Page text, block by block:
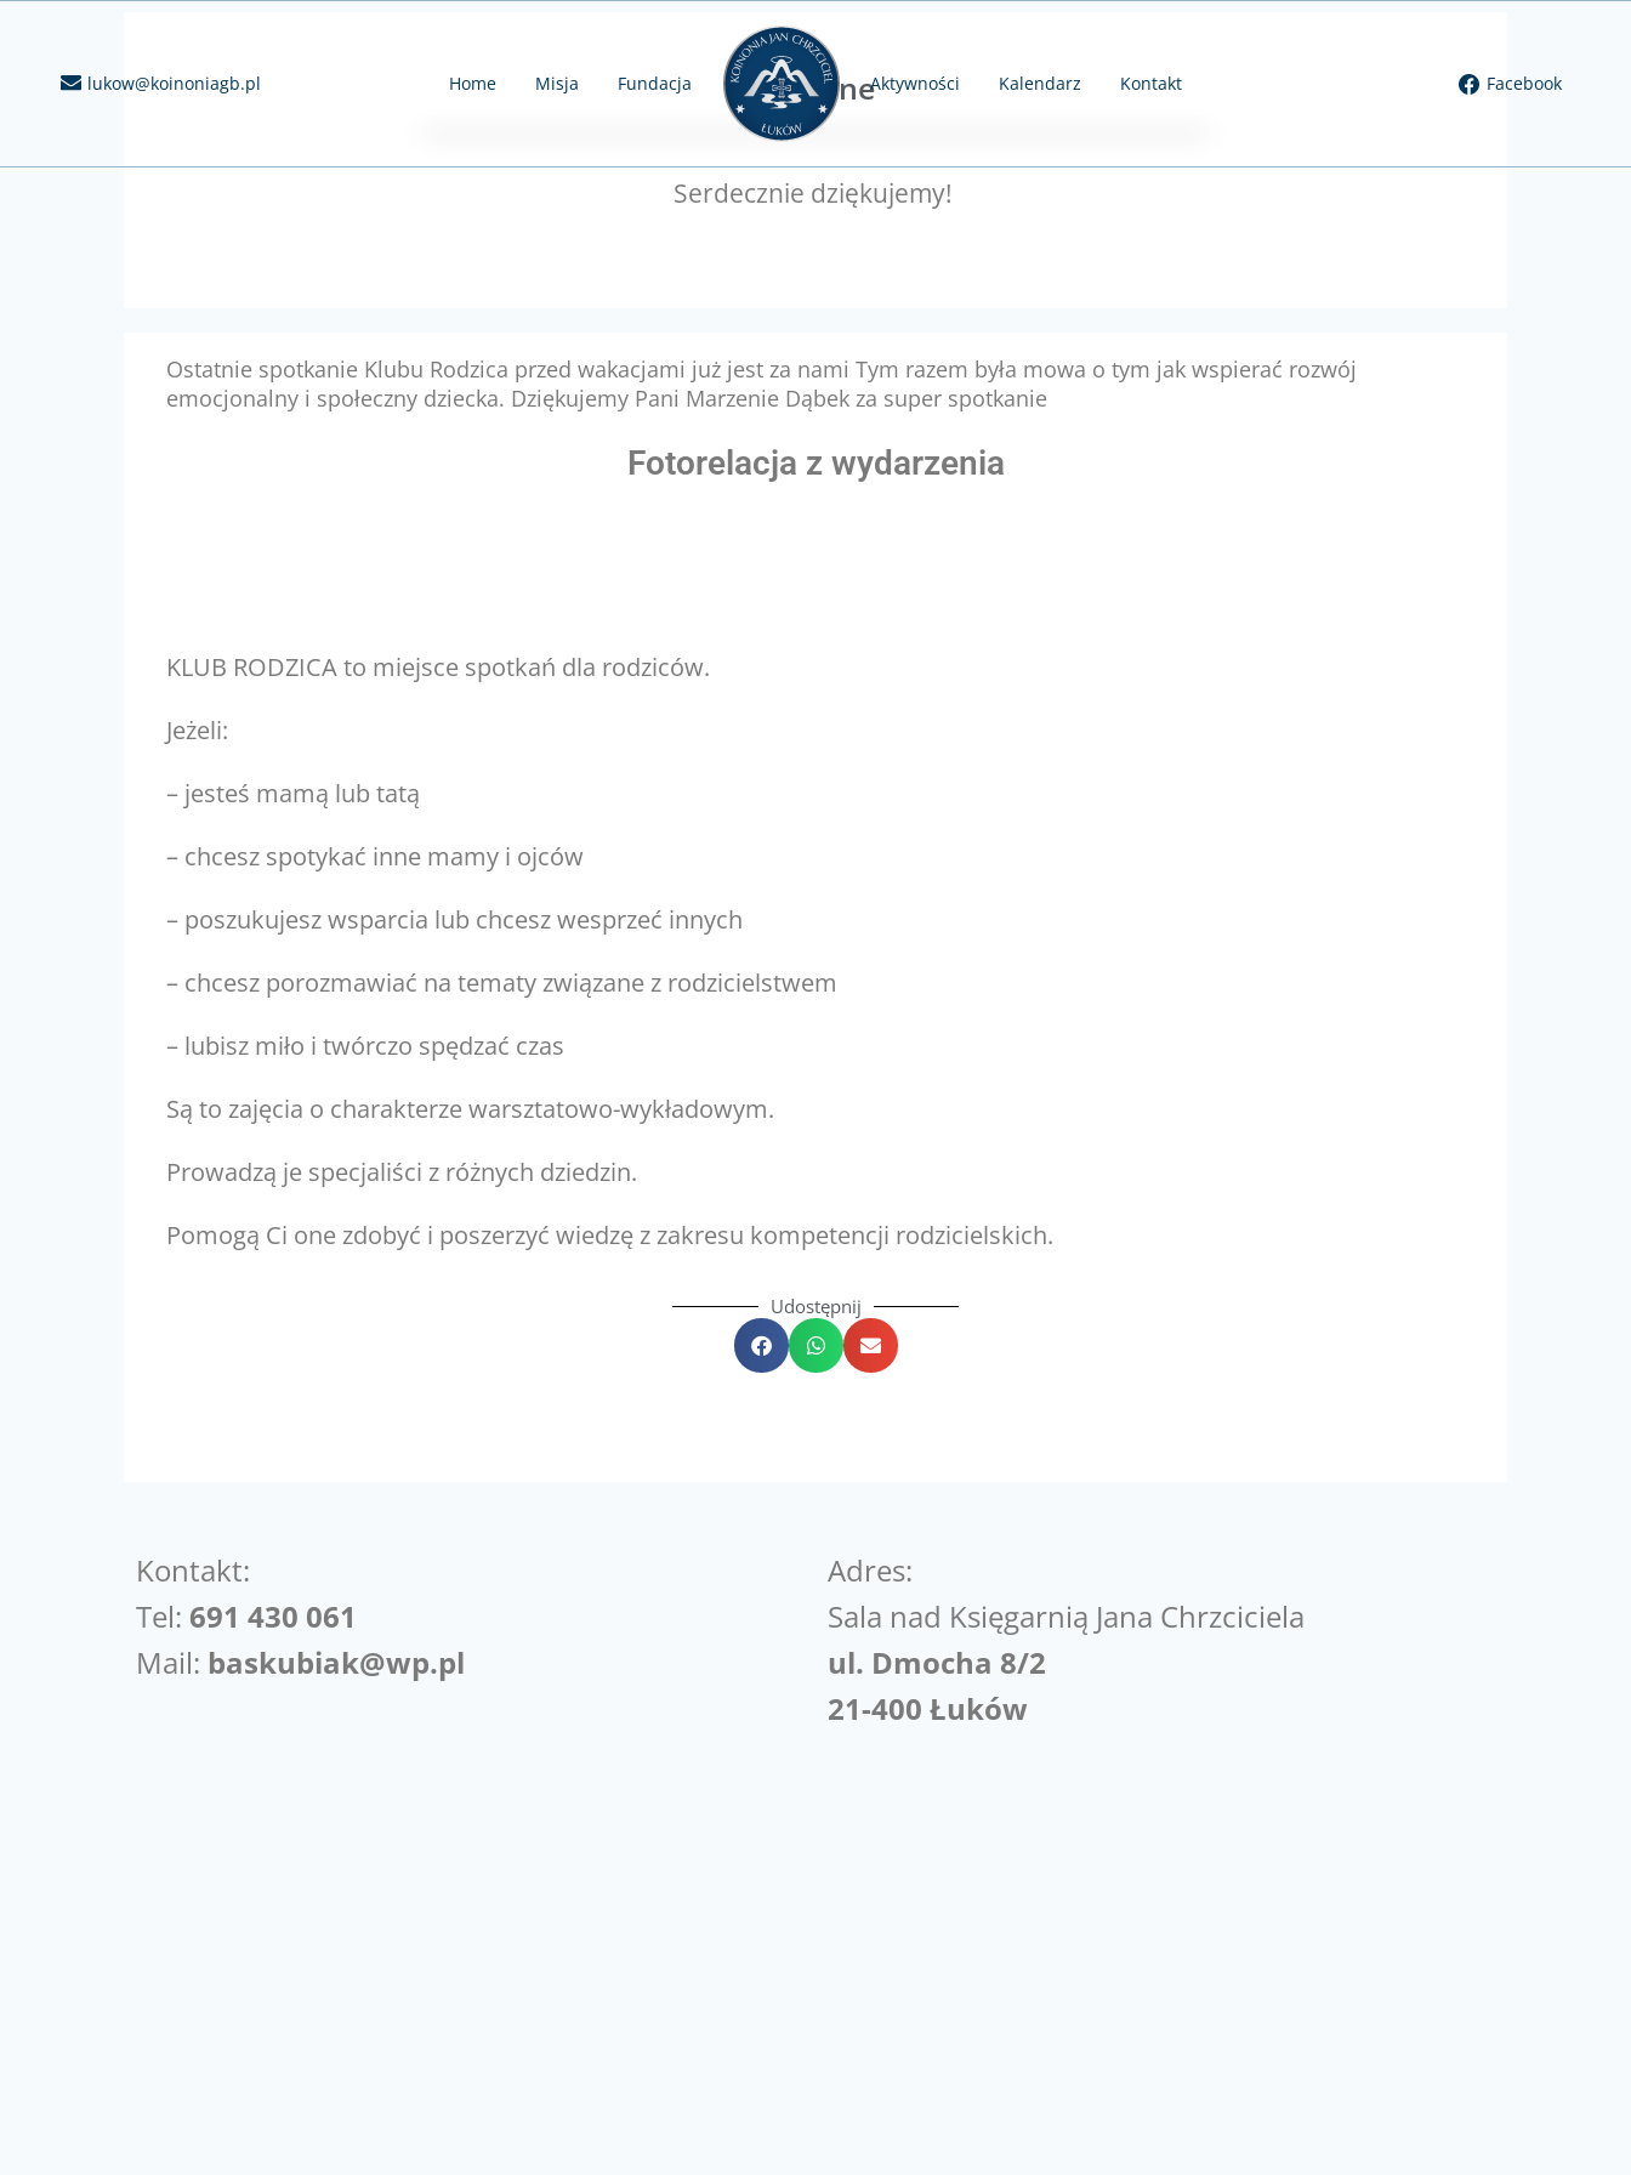
lukow@koinoniagb.pl Home Misja Fundacja Aktywności Kalendarz Kontakt Facebook
Minione
Serdecznie dziękujemy!
Ostatnie spotkanie Klubu Rodzica przed wakacjami już jest za nami Tym razem była mowa o tym jak wspierać rozwój
emocjonalny i społeczny dziecka. Dziękujemy Pani Marzenie Dąbek za super spotkanie
Fotorelacja z wydarzenia
KLUB RODZICA to miejsce spotkań dla rodziców.
Jeżeli:
– jesteś mamą lub tatą
– chcesz spotykać inne mamy i ojców
– poszukujesz wsparcia lub chcesz wesprzeć innych
– chcesz porozmawiać na tematy związane z rodzicielstwem
– lubisz miło i twórczo spędzać czas
Są to zajęcia o charakterze warsztatowo-wykładowym.
Prowadzą je specjaliści z różnych dziedzin.
Pomogą Ci one zdobyć i poszerzyć wiedzę z zakresu kompetencji rodzicielskich.
Udostępnij
Kontakt:
Tel: 691 430 061
Mail: baskubiak@wp.pl
Adres:
Sala nad Księgarnią Jana Chrzciciela
ul. Dmocha 8/2
21-400 Łuków